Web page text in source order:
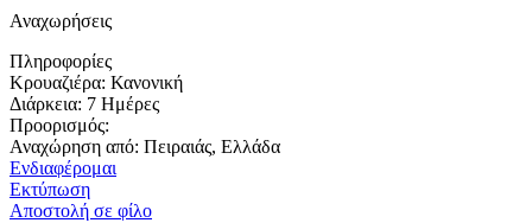
Αναχωρήσεις
Πληροφορίες
Κρουαζιέρα: Κανονική
Διάρκεια: 7 Ημέρες
Προορισμός:
Αναχώρηση από: Πειραιάς, Ελλάδα
Ενδιαφέρομαι
Εκτύπωση
Αποστολή σε φίλο